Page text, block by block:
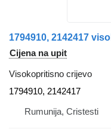
Cijena na upit
Visokopritisno crijevo
1794910, 2142417
Rumunija, Cristesti